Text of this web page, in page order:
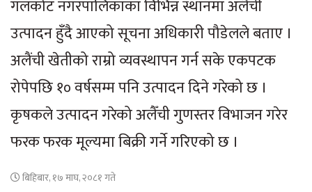
गलकोट नगरपालिकाका विभिन्न स्थानमा अलैँची
उत्पादन हुँदै आएको सूचना अधिकारी पौडेलले बताए ।
अलैंची खेतीको राम्रो व्यवस्थापन गर्न सके एकपटक
रोपेपछि १० वर्षसम्म पनि उत्पादन दिने गरेको छ ।
कृषकले उत्पादन गरेको अलैँची गुणस्तर विभाजन गरेर
फरक फरक मूल्यमा बिक्री गर्ने गरिएको छ ।
बिहिबार, १७ माघ, २०८१ गते